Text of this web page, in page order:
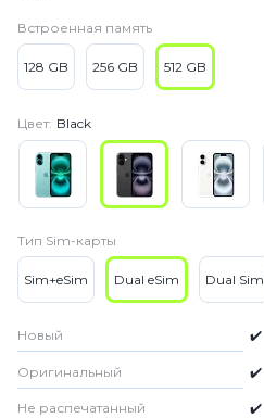
Встроенная память
128 GB 256 GB 512 GB
Цвет: Black
Тип Sim-карты
Sim+eSim Dual eSim Dual Sim
Новый ✔️
Оригинальный ✔️
Не распечатанный ✔️